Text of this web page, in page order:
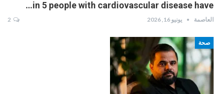
in 5 people with cardiovascular disease have…
العاصمة يونيو 16, 2026
صحة